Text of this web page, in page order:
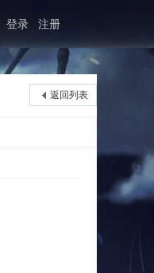
登录 注册
返回列表